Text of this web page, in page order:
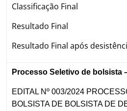
Classificação Final
Resultado Final
Resultado Final após
Processo Seletivo de bolsista
EDITAL Nº 003/2024
BOLSISTA DE BOLSISTA DE